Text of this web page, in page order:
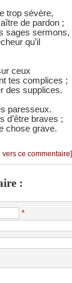
trop sévère,
de pardon ;
sages sermons,
qu’il
ceux
tes complices ;
des supplices.
paresseux.
d’être braves ;
chose grave.
vers ce commentaire]
:
*